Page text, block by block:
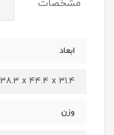
مشخصات
ابعاد
‎۳۸.۳ x ۴۴.۴ x ۳۱.۴ سانتی‌متر
وزن